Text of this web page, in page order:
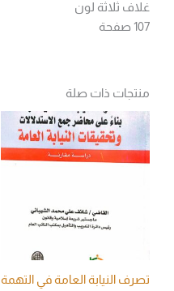
غلاف ثلاثة لون
107 صفحة
منتجات ذات صلة
تصرف النيابة العامة في التهمة